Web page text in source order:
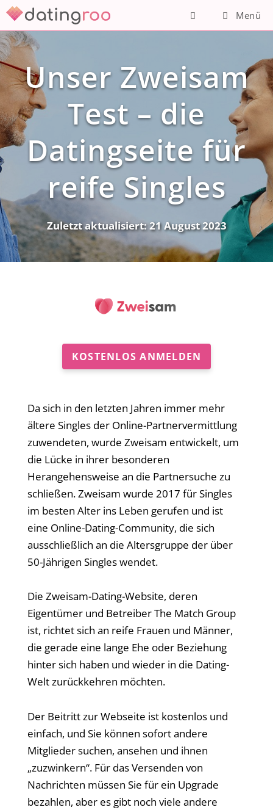
Zum
Inhalt
springen
Menü
Unser Zweisam
Test – die
Datingseite für
reife Singles
Zuletzt aktualisiert:21 August 2023
KOSTENLOS ANMELDEN
Da sich in den letzten Jahren immer mehr
ältere Singles der Online-Partnervermittlung
zuwendeten, wurde Zweisam entwickelt, um
die Lücke in ihrer besonderen
Herangehensweise an die Partnersuche zu
schließen. Zweisam wurde 2017 für Singles
im besten Alter ins Leben gerufen und ist
eine Online-Dating-Community, die sich
ausschließlich an die Altersgruppe der über
50-Jährigen Singles wendet.
Die Zweisam-Dating-Website, deren
Eigentümer und Betreiber The Match Group
ist, richtet sich an reife Frauen und Männer,
die gerade eine lange Ehe oder Beziehung
hinter sich haben und wieder in die Dating-
Welt zurückkehren möchten.
Der Beitritt zur Webseite ist kostenlos und
einfach, und Sie können sofort andere
Mitglieder suchen, ansehen und ihnen
„zuzwinkern“. Für das Versenden von
Nachrichten müssen Sie für ein Upgrade
bezahlen, aber es gibt noch viele andere